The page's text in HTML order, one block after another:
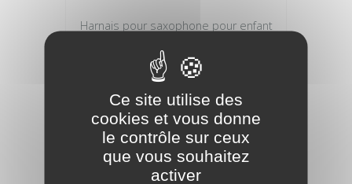
Harnais pour saxophone pour enfant
rembourrage des é
29,00 €
Ce site utilise des
cookies et vous donne
le contrôle sur ceux
que vous souhaitez
activer